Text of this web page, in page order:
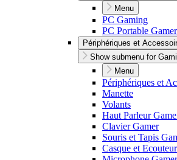
Menu
PC Gaming
PC Portable Gamer
Périphériques et
Show submenu for
Menu
Périphériques et
Manette
Volants
Haut Parleur
Clavier Gamer
Souris et Tapis
Casque et